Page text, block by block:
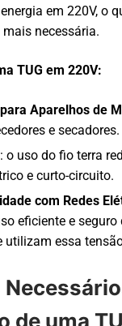
em 220V, o
necessária.
TUG em 220V:
Aparelhos de
e secadores.
: o uso do fio terra
e curto-circuito.
com Redes
eficiente e seguro
utilizam essa
de uma